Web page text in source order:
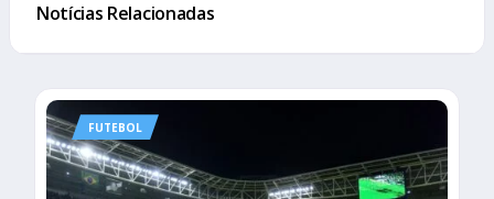
Notícias Relacionadas
FUTEBOL